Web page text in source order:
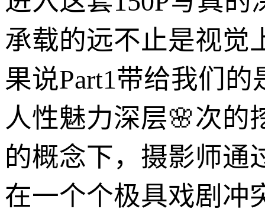
承载的远不止是视觉
果说Part1带给我们
人性魅力深层🌸次的
的概念下，摄影师通
在一个个极具戏剧冲